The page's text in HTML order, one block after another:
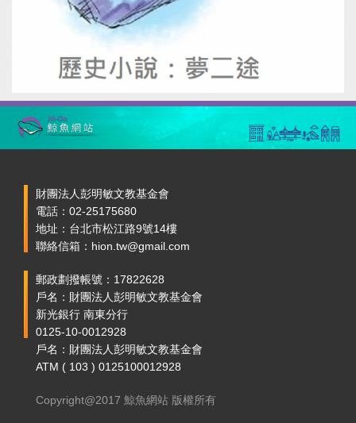
財團法人彭明敏文教基金會
電話：02-25175680
地址：台北市松江路9號14樓
聯絡信箱：hion.tw@gmail.com
郵政劃撥帳號：17822628
戶名：財團法人彭明敏文教基金會
新光銀行 南東分行
0125-10-0012928
戶名：財團法人彭明敏文教基金會
ATM ( 103 ) 0125100012928
Copyright@2017 鯨魚網站 版權所有